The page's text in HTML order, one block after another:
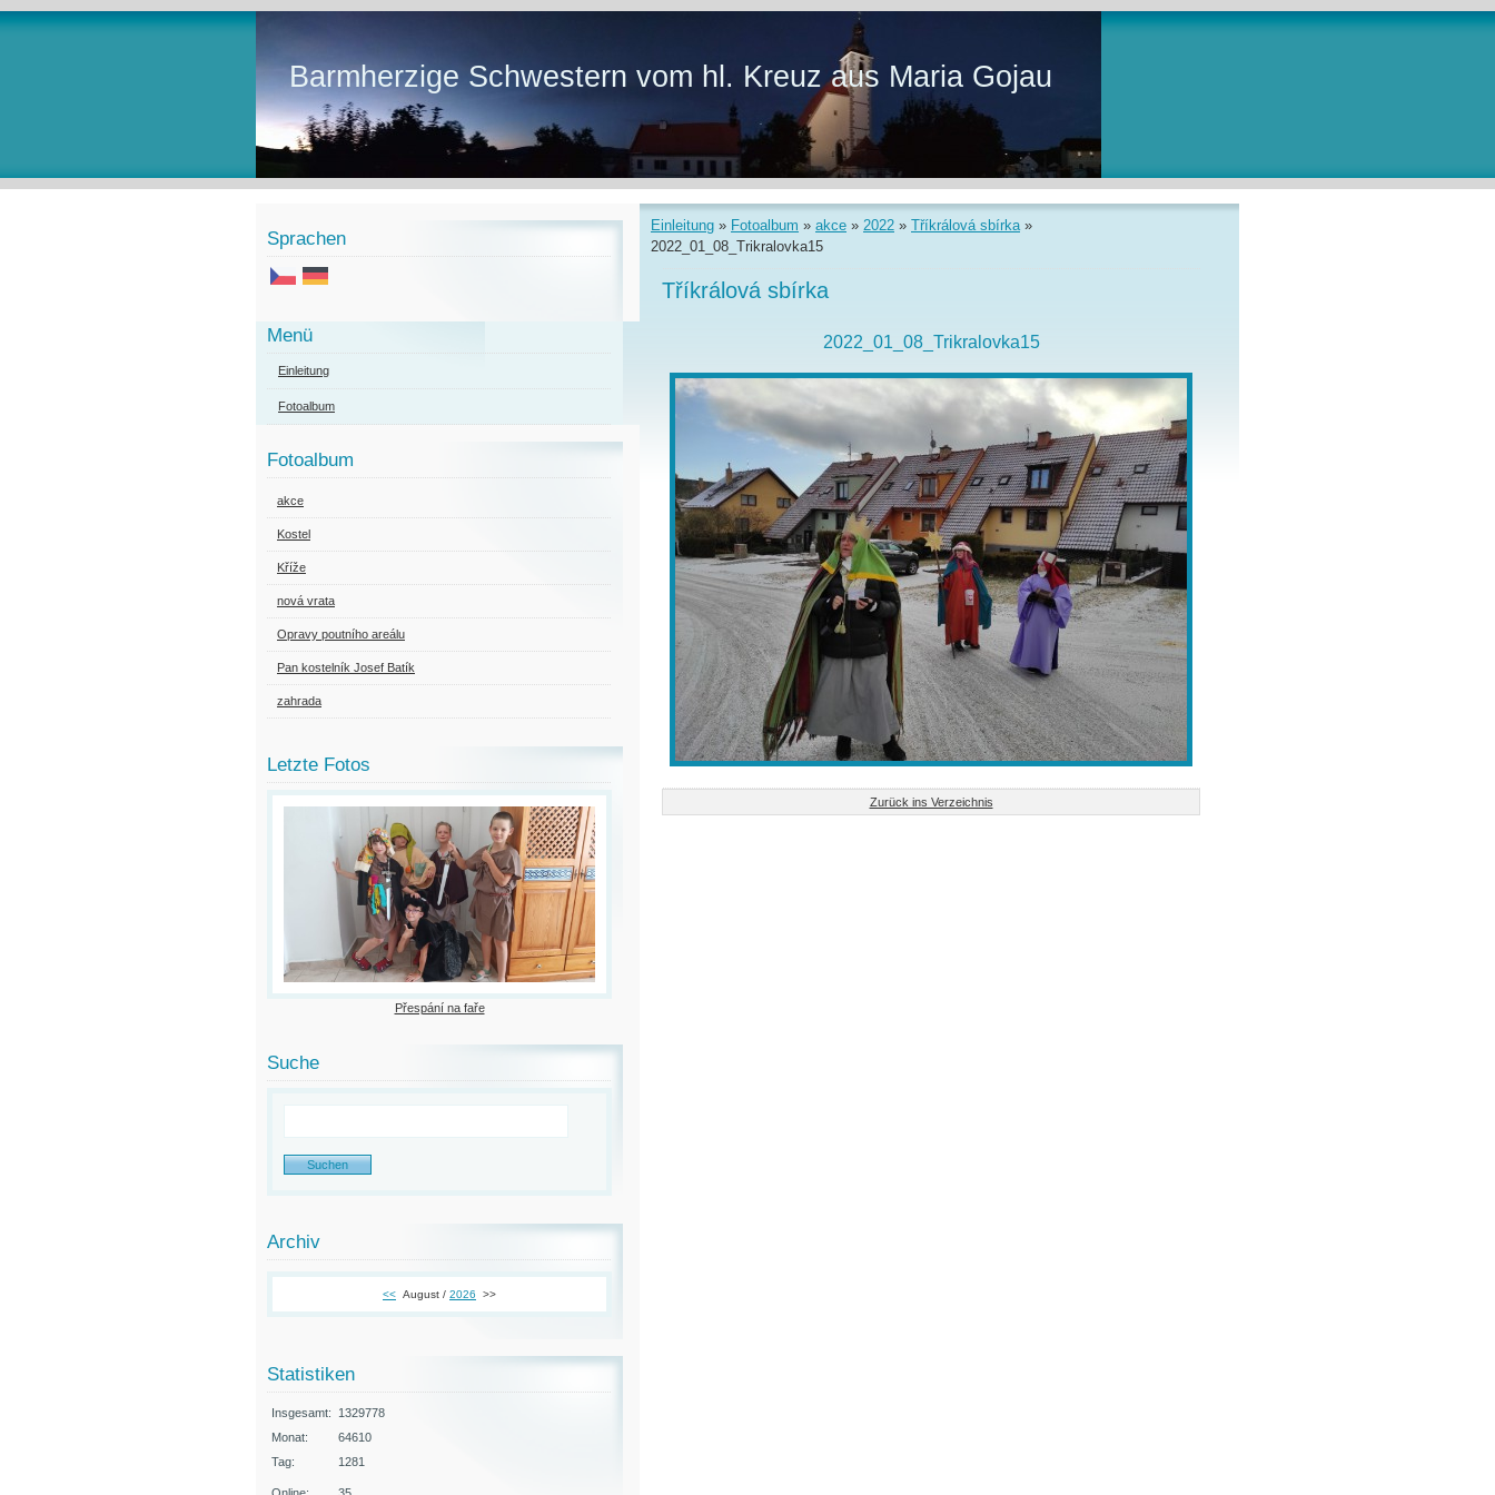
Barmherzige Schwestern vom hl. Kreuz aus Maria Gojau
Einleitung » Fotoalbum » akce » 2022 » Tříkrálová sbírka»
2022_01_08_Trikralovka15
Tříkrálová sbírka
2022_01_08_Trikralovka15
Zurück ins Verzeichnis
Sprachen
Menü
Einleitung
Fotoalbum
Fotoalbum
akce
Kostel
Kříže
nová vrata
Opravy poutního areálu
Pan kostelník Josef Batík
zahrada
Letzte Fotos
Přespání na faře
Suche
Archiv
<< August / 2026 >>
Statistiken
Insgesamt:
1329778
Monat:
64610
Tag:
1281